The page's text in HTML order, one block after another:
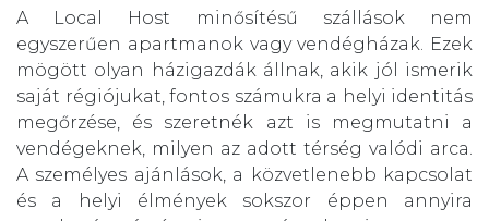
A Local Host minősítésű szállások nem
egyszerűen apartmanok vagy vendégházak. Ezek
mögött olyan házigazdák állnak, akik jól ismerik
saját régiójukat, fontos számukra a helyi identitás
megőrzése, és szeretnék azt is megmutatni a
vendégeknek, milyen az adott térség valódi arca.
A személyes ajánlások, a közvetlenebb kapcsolat
és a helyi élmények sokszor éppen annyira